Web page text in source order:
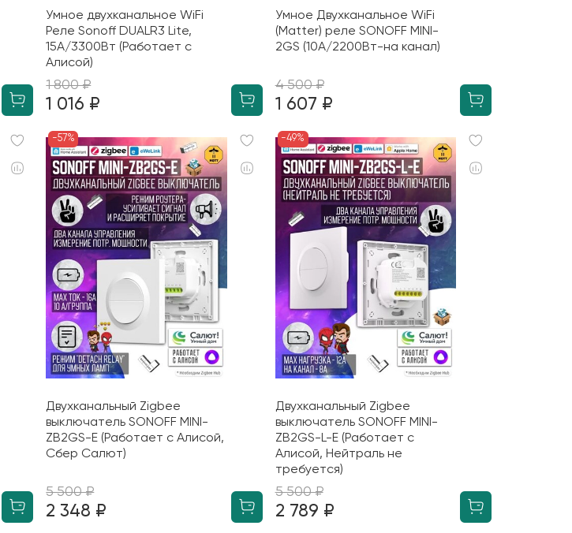
Умное двухканальное WiFi
Реле Sonoff DUALR3 Lite,
15А/3300Вт (Работает с
Алисой)
1 800 ₽
1 016 ₽
Умное Двухканальное WiFi
(Matter) реле SONOFF MINI-
2GS (10А/2200Вт-на канал)
4 500 ₽
1 607 ₽
-57%
Двухканальный Zigbee
выключатель SONOFF MINI-
ZB2GS-E (Работает с Алисой,
Сбер Салют)
5 500 ₽
2 348 ₽
-49%
Двухканальный Zigbee
выключатель SONOFF MINI-
ZB2GS-L-E (Работает с
Алисой, Нейтраль не
требуется)
5 500 ₽
2 789 ₽